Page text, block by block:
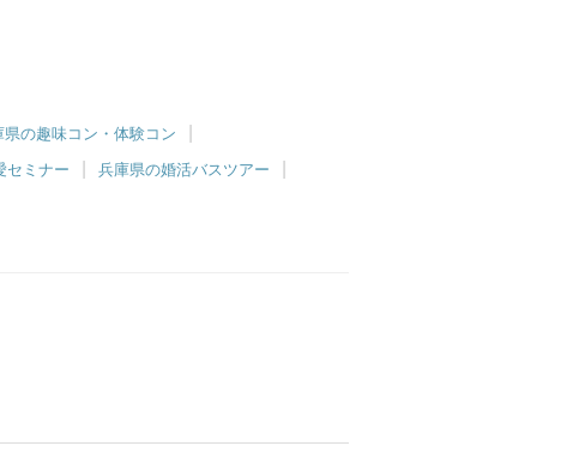
県の趣味コン・体験コン
セミナー
兵庫県の婚活バスツアー